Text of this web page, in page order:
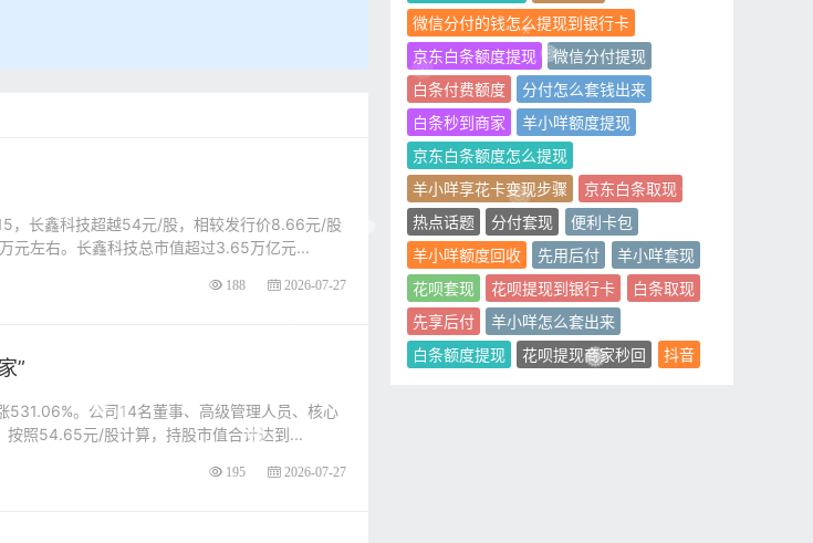
，长鑫科技超越54元/股，相较发行价8.66元/股
元左右。长鑫科技总市值超过3.65万亿元...
188 2026-07-27
”
。公司14名董事、高级管理人员、核心
照54.65元/股计算，持股市值合计达到...
195 2026-07-27
微信分付的钱怎么提现到银行卡
京东白条额度提现
微信分付提现
白条付费额度
分付怎么套钱出来
白条秒到商家
羊小咩额度提现
京东白条额度怎么提现
羊小咩享花卡变现步骤
京东白条取现
热点话题
分付套现
便利卡包
羊小咩额度回收
先用后付
羊小咩套现
花呗套现
花呗提现到银行卡
白条取现
先享后付
羊小咩怎么套出来
白条额度提现
花呗提现商家秒回 抖音